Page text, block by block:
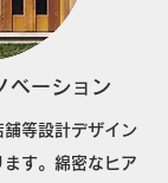
ベーション
等設計デザイン
す。綿密なヒア